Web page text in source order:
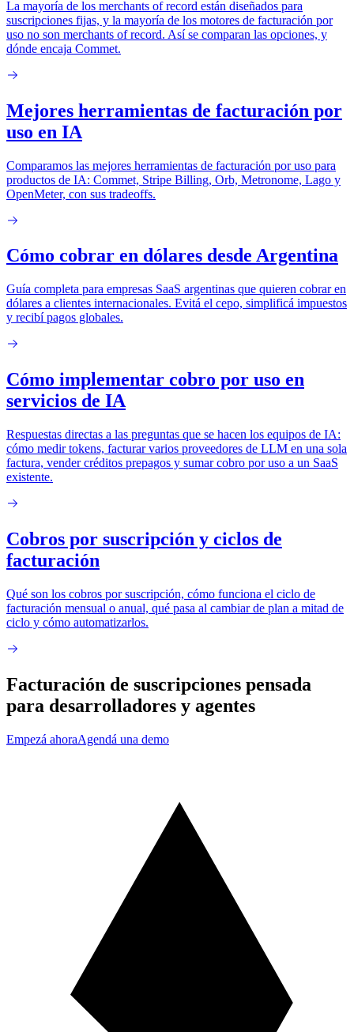
La mayoría de los merchants of record están diseñados para
suscripciones fijas, y la mayoría de los motores de facturación por
uso no son merchants of record. Así se comparan las opciones, y
dónde encaja Commet.
Mejores herramientas de facturación por
uso en IA
Comparamos las mejores herramientas de facturación por uso para
productos de IA: Commet, Stripe Billing, Orb, Metronome, Lago y
OpenMeter, con sus tradeoffs.
Cómo cobrar en dólares desde Argentina
Guía completa para empresas SaaS argentinas que quieren cobrar en
dólares a clientes internacionales. Evitá el cepo, simplificá impuestos
y recibí pagos globales.
Cómo implementar cobro por uso en
servicios de IA
Respuestas directas a las preguntas que se hacen los equipos de IA:
cómo medir tokens, facturar varios proveedores de LLM en una sola
factura, vender créditos prepagos y sumar cobro por uso a un SaaS
existente.
Cobros por suscripción y ciclos de
facturación
Qué son los cobros por suscripción, cómo funciona el ciclo de
facturación mensual o anual, qué pasa al cambiar de plan a mitad de
ciclo y cómo automatizarlos.
Facturación de suscripciones pensada
para desarrolladores y agentes
Empezá ahoraAgendá una demo